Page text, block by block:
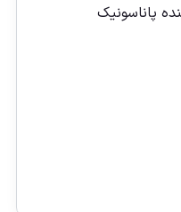
پاناسونيک